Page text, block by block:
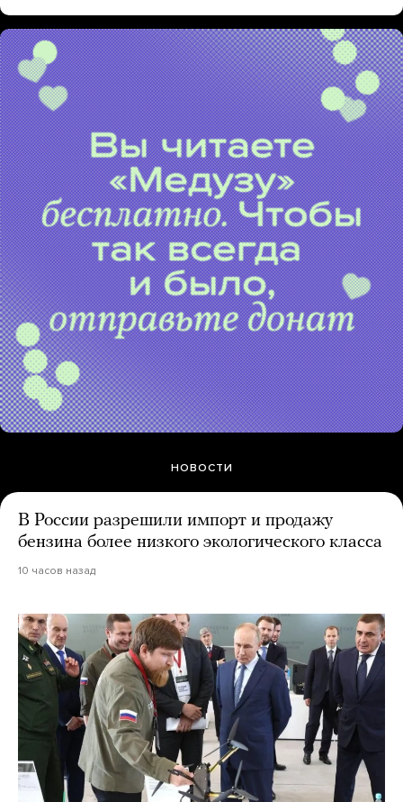
НОВОСТИ
В России разрешили импорт и продажу
бензина более низкого экологического класса
10 часов назад